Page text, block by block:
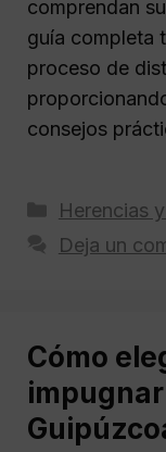
comprendan
guía completa
proceso de
consejos
Categorías
Herencias
Deja un
Cómo